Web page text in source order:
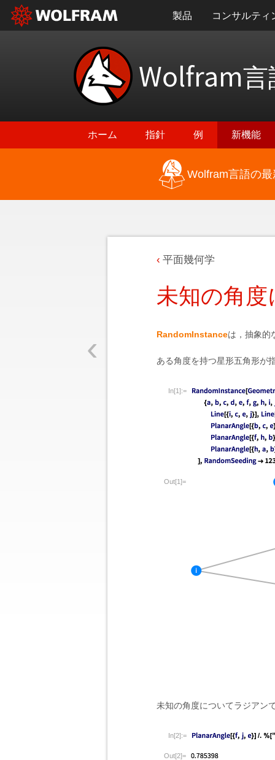
製品 コンサルティ
Wolfram言
ホーム 指針 例 新機能
Wolfram言語の
‹
平面幾何学
未知の角
RandomInstanceは，抽象的
ある角度を持つ星形五角形が
In[1]:=
Out[1]=
未知の角度についてラジアン
In[2]:=
Out[2]=